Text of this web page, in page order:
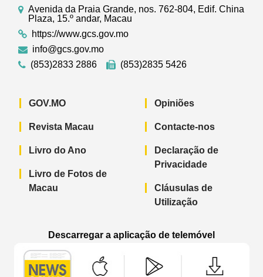
Avenida da Praia Grande, nos. 762-804, Edif. China
Plaza, 15.º andar, Macau
https://www.gcs.gov.mo
info@gcs.gov.mo
(853)2833 2886
(853)2835 5426
GOV.MO
Revista Macau
Livro do Ano
Livro de Fotos de
Macau
Opiniões
Contacte-nos
Declaração de
Privacidade
Cláusulas de
Utilização
Descarregar a aplicação de telemóvel